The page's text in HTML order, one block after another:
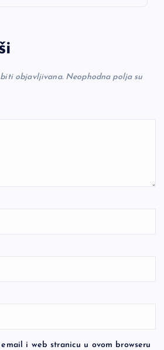
biti objavljivana. Neophodna polja su
i web stranicu u ovom browseru